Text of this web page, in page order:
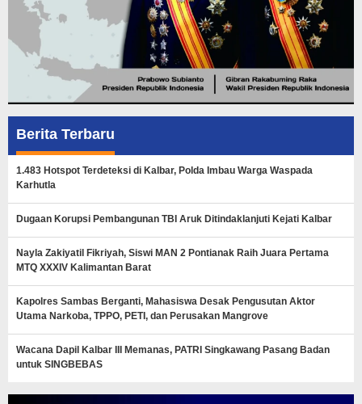
Berita Terbaru
1.483 Hotspot Terdeteksi di Kalbar, Polda Imbau Warga Waspada
Karhutla
Dugaan Korupsi Pembangunan TBI Aruk Ditindaklanjuti Kejati Kalbar
Nayla Zakiyatil Fikriyah, Siswi MAN 2 Pontianak Raih Juara Pertama
MTQ XXXIV Kalimantan Barat
Kapolres Sambas Berganti, Mahasiswa Desak Pengusutan Aktor
Utama Narkoba, TPPO, PETI, dan Perusakan Mangrove
Wacana Dapil Kalbar III Memanas, PATRI Singkawang Pasang Badan
untuk SINGBEBAS